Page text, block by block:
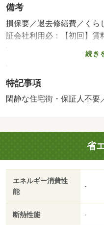
備考
損保要／退去修繕費／く
証会社利用必：【初回】賃
１２，０００円） 【月額
新】なし／保証会社：ジ
脱衣所／礼金不要／閑静な
／プロパンガス／敷金・礼
パー浜松相生店（スーパー
局（郵便局）まで４７３ｍ
ニ）まで６６２ｍ／杏林
ッグストア）まで４６０ｍ
続き
特記事項
閑静な住宅街・保証人不要
省
エネルギー消費性
能
-
断熱性能 -